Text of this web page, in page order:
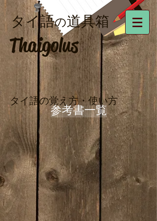
タイ語の道具箱
Thaigolus
タイ語の覚え方・使い方
参考書一覧